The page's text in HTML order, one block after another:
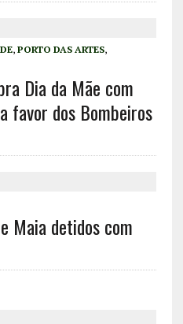
, PORTO DAS ARTES,
Dia da Mãe com
favor dos Bombeiros
Maia detidos com